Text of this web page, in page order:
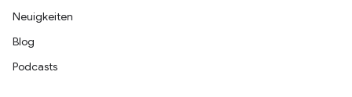
Neuigkeiten
Blog
Podcasts